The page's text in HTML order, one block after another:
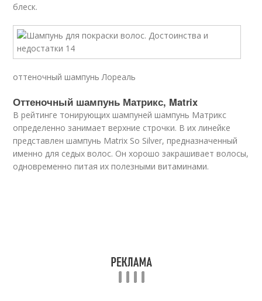
блеск.
оттеночный шампунь Лореаль
Оттеночный шампунь Матрикс, Matrix
В рейтинге тонирующих шампуней шампунь Матрикс
определенно занимает верхние строчки. В их линейке
представлен шампунь Matrix So Silver, предназначенный
именно для седых волос. Он хорошо закрашивает волосы,
одновременно питая их полезными витаминами.